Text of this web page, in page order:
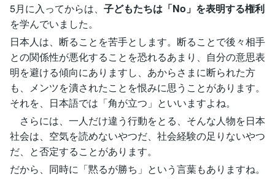
5月に入ってからは、 子どもたちは「No」を表明する権利
を学んでいました。
日本人は、断ることを苦手とします。断ることで後々相手
との関係性が悪化することを恐れるあまり、自分の意思表
明を避ける傾向にありますし、あからさまに断られた方
も、メンツを潰されたことを恨みに思うことがあります。
それを、日本語では「角が立つ」といいますよね。
さらには、一人だけ違う行動をとる、そんな人物を日本
社会は、空気を読めないやつだ、社会経験の足りないやつ
だ、と否定することがあります。
だから、同時に「黙るが勝ち」という言葉もありますね。